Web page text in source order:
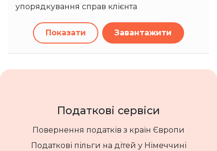
упорядкування справ клієнта
Показати Завантажити
Податкові сервіси
Повернення податків з країн Європи
Податкові пільги на дітей у Німеччині